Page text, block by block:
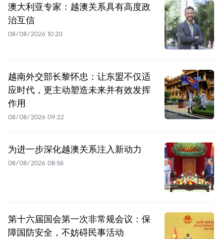
澳大利亚专家：越澳关系具有高度政
治互信
08/08/2026 10:20
越南外交部长黎怀忠：让东盟不仅适
应时代，更主动塑造未来并有效发挥
作用
08/08/2026 09:22
为进一步深化越澳关系注入新动力
08/08/2026 08:58
第十六届国会第一次非常规会议：保
障国防安全，不妨碍民事活动